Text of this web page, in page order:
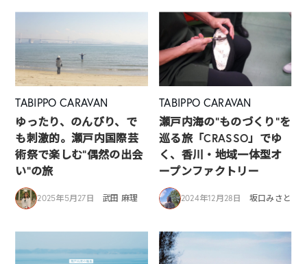
TABIPPO CARAVAN
ゆったり、のんびり、で
も刺激的。瀬戸内国際芸
術祭で楽しむ“偶然の出会
い”の旅
2025年5月27日 武田 麻理
TABIPPO CARAVAN
瀬戸内海の”ものづくり”を
巡る旅「CRASSO」でゆ
く、香川・地域一体型オ
ープンファクトリー
2024年12月28日 坂口みさと